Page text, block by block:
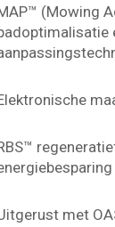
(Mowing
met